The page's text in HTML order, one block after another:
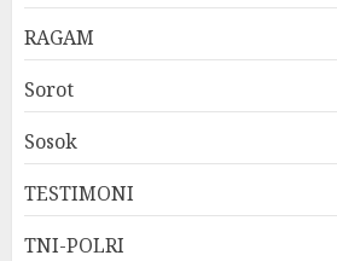
RAGAM
Sorot
Sosok
TESTIMONI
TNI-POLRI